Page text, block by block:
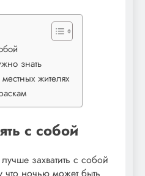
знать
жителях
с собой
захватить с собой
что ночью может быть